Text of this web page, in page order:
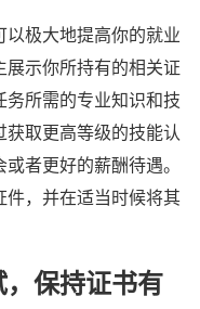
极大地提高你的就业
示你所持有的相关证
务所需的专业知识和技
取更高等级的技能认
者更好的薪酬待遇。
件，并在适当时候将其
保持证书有